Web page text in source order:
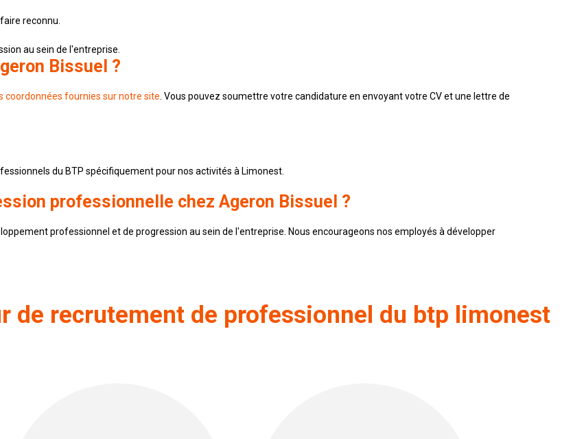
reconnu.
au sein de l'entreprise.
Bissuel ?
coordonnées fournies sur notre site . Vous pouvez soumettre votre candidature en envoyant votre CV et une lettre de
du BTP spécifiquement pour nos activités à Limonest.
professionnelle chez Ageron Bissuel ?
professionnel et de progression au sein de l'entreprise. Nous encourageons nos employés à développer
de recrutement de professionnel du btp limonest